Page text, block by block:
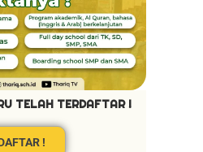
TELAH TERDAFTAR !
!